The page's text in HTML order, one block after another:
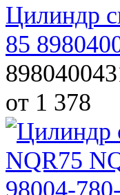
Цилиндр
85
от 1 378